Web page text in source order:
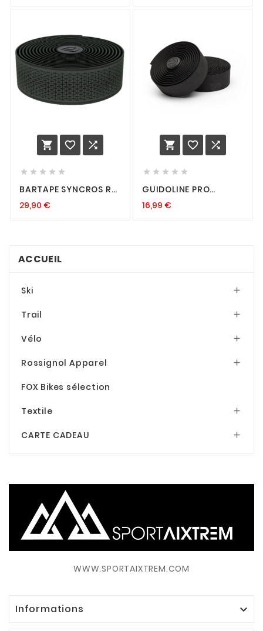
  
    
BARTAPE SYNCROS RC
29,90 €
  
    
GUIDOLINE PRO
EVA / 3MM
16,99 €
ACCUEIL
Ski 
Trail 
Vélo 
Rossignol Apparel 
FOX Bikes sélection
Textile 
CARTE CADEAU 
WWW.SPORTAIXTREM.COM
Informations 